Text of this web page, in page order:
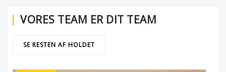
VORES TEAM ER DIT TEAM
SE RESTEN AF HOLDET